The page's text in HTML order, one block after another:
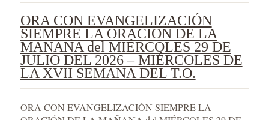
ORA CON EVANGELIZACIÓN
SIEMPRE LA ORACIÓN DE LA
MAÑANA del MIÉRCOLES 29 DE
JULIO DEL 2026 – MIÉRCOLES DE
LA XVII SEMANA DEL T.O.
ORA CON EVANGELIZACIÓN SIEMPRE LA